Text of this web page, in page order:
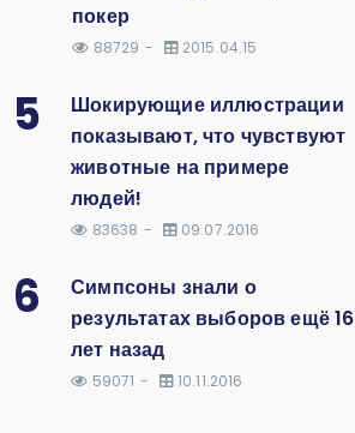
покер
88729 2015.04.15
5
Шокирующие иллюстрации
показывают, что чувствуют
животные на примере
людей!
83638 09.07.2016
6
Симпсоны знали о
результатах выборов ещё 16
лет назад
59071 10.11.2016